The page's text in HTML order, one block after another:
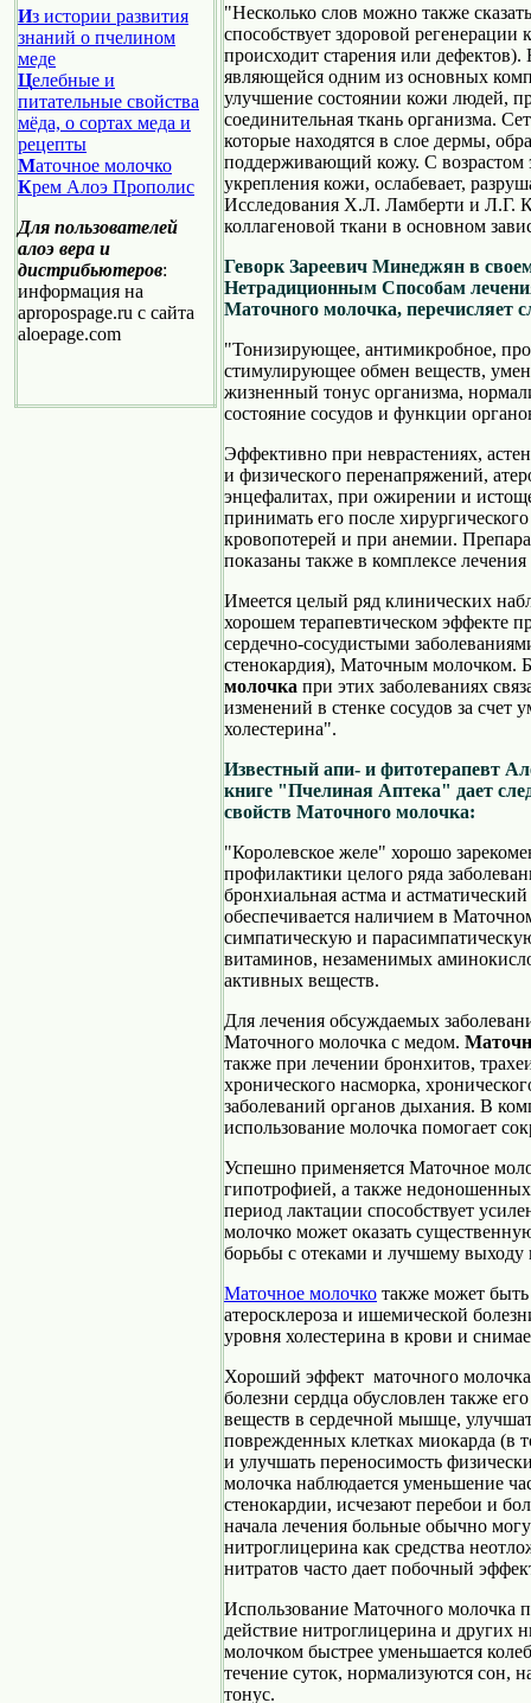
Из истории развития
знаний о пчелином
меде
Целебные и
питательные свойства
мёда, о сортах меда и
рецепты
Маточное молочко
Крем Алоэ Прополис
Для пользователей
алоэ вера и
дистрибьютеров:
информация на
apropospage.ru c сайта
aloepage.com
"Несколько слов можно также
способствует здоровой регенерации
происходит старения или
являющейся одним из основных
улучшение состоянии кожи людей,
соединительная ткань организма.
которые находятся в слое дермы,
поддерживающий кожу. С возрастом
укрепления кожи, ослабевает,
Исследования Х.Л. Ламберти и Л.Г.
коллагеновой ткани в основном
Геворк Зареевич Минеджян в
Нетрадиционным Способам
Маточного молочка, перечисляет
"Тонизирующее, антимикробное,
стимулирующее обмен веществ,
жизненный тонус организма,
состояние сосудов и функции
Эффективно при неврастениях,
и физического перенапряжений,
энцефалитах, при ожирении и
принимать его после
кровопотерей и при анемии.
показаны также в комплексе
Имеется целый ряд клинических
хорошем терапевтическом эффекте
сердечно-сосудистыми
стенокардия), Маточным молочком.
молочка при этих заболеваниях
изменений в стенке сосудов за счет
холестерина".
Известный апи- и фитотерапевт
книге "Пчелиная Аптека" дает
свойств Маточного молочка:
"Королевское желе" хорошо
профилактики целого ряда
бронхиальная астма и
обеспечивается наличием в
симпатическую и
витаминов, незаменимых
активных веществ.
Для лечения обсуждаемых
Маточного молочка с медом.
также при лечении бронхитов,
хронического насморка,
заболеваний органов дыхания. В
использование молочка помогает
Успешно применяется Маточное
гипотрофией, а также
период лактации способствует
молочко может оказать
борьбы с отеками и лучшему выходу
Маточное молочко также может быть
атеросклероза и ишемической
уровня холестерина в крови и
Хороший эффект маточного
болезни сердца обусловлен также
веществ в сердечной мышце,
поврежденных клетках миокарда (в
и улучшать переносимость
молочка наблюдается уменьшение
стенокардии, исчезают перебои и
начала лечения больные обычно
нитроглицерина как средства
нитратов часто дает побочный
Использование Маточного молочка
действие нитроглицерина и других
молочком быстрее уменьшается
течение суток, нормализуются сон,
тонус.